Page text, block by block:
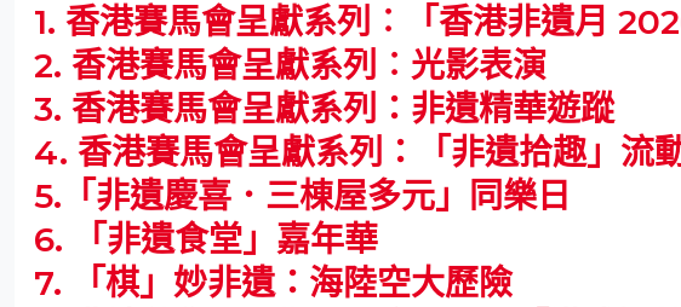
1. 香港賽馬會呈獻系列︰「香港非遺月
2. 香港賽馬會呈獻系列︰光影表演
3. 香港賽馬會呈獻系列：非遺精華遊蹤
4. 香港賽馬會呈獻系列：「非遺拾趣」流
5.「非遺慶喜．三棟屋多元」同樂日
6. 「非遺食堂」嘉年華
7. 「棋」妙非遺：海陸空大歷險